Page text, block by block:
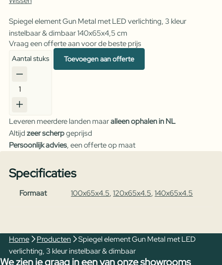
Spiegel element Gun Metal met LED verlichting, 3 kleur
instelbaar & dimbaar 140x65x4,5 cm
Vraag een offerte aan voor de beste prijs
Spiegel
element
Metal
met
LED
3
kleur
instelbaar
Aantal stuks Toevoegen aan offerte
Leveren meerdere landen maaralleen ophalen in NL
Altijd zeer scherpgeprijsd
Persoonlijk advies, een offerte op maat
Specificaties
Formaat 100x65x4.5,120x65x4.5,140x65x4.5
Home Producten
Spiegel element Gun Metal met LED
verlichting, 3 kleur instelbaar & dimbaar
We zien je graag in een van onze showrooms